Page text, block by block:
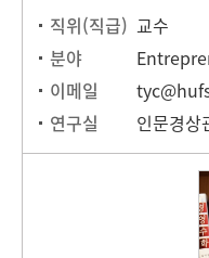
직위(직급) 교수
분야
이메일
연구실
인문경상